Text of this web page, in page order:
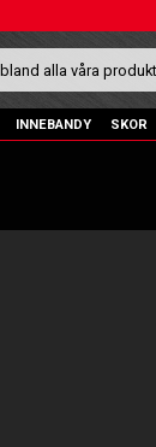
INNEBANDY SKOR